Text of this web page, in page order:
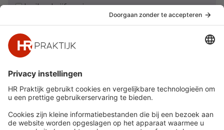
Ja, ik schrijf me in
Snel naar
Nieuws
Meer
HR Academy